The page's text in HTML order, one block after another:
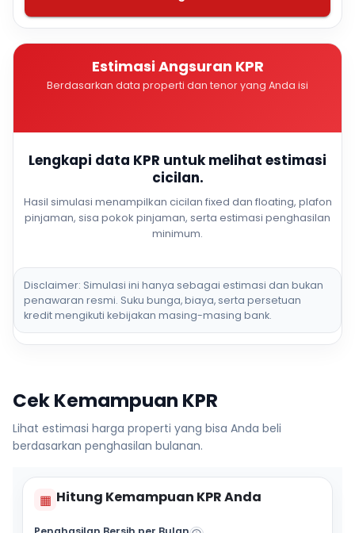
Estimasi Angsuran KPR
Berdasarkan data properti dan tenor yang Anda isi
Lengkapi data KPR untuk melihat estimasi
cicilan.
Hasil simulasi menampilkan cicilan fixed dan floating, plafon
pinjaman, sisa pokok pinjaman, serta estimasi penghasilan
minimum.
Disclaimer: Simulasi ini hanya sebagai estimasi dan bukan
penawaran resmi. Suku bunga, biaya, serta persetuan
kredit mengikuti kebijakan masing-masing bank.
Cek Kemampuan KPR
Lihat estimasi harga properti yang bisa Anda beli
berdasarkan penghasilan bulanan.
▦ Hitung Kemampuan KPR Anda